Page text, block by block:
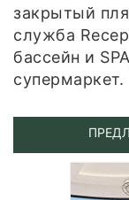
закрытый
служба
бассейн и
супермаркет.